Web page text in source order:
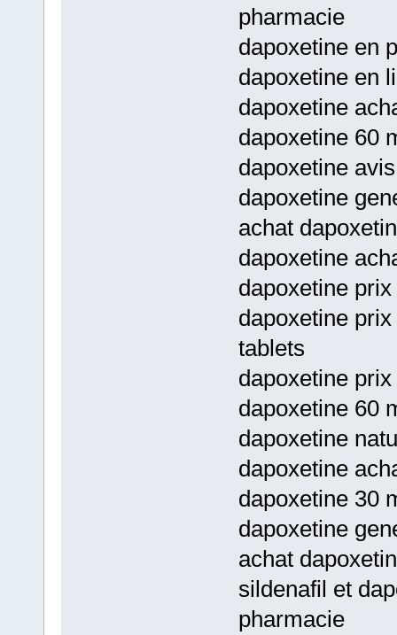
pharmacie
dapoxetine en
dapoxetine en
dapoxetine
dapoxetine 60
dapoxetine
dapoxetine
achat
dapoxetine
dapoxetine
dapoxetine
tablets
dapoxetine
dapoxetine 60
dapoxetine
dapoxetine
dapoxetine 30
dapoxetine
achat
sildenafil et
pharmacie